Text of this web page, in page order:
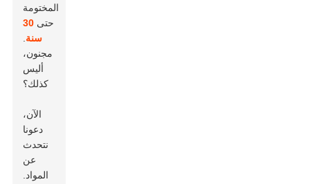
المختومة
حتى 30
سنة
مجنون،
أليس
كذلك؟
الآن،
دعونا
نتحدث
عن
المواد.